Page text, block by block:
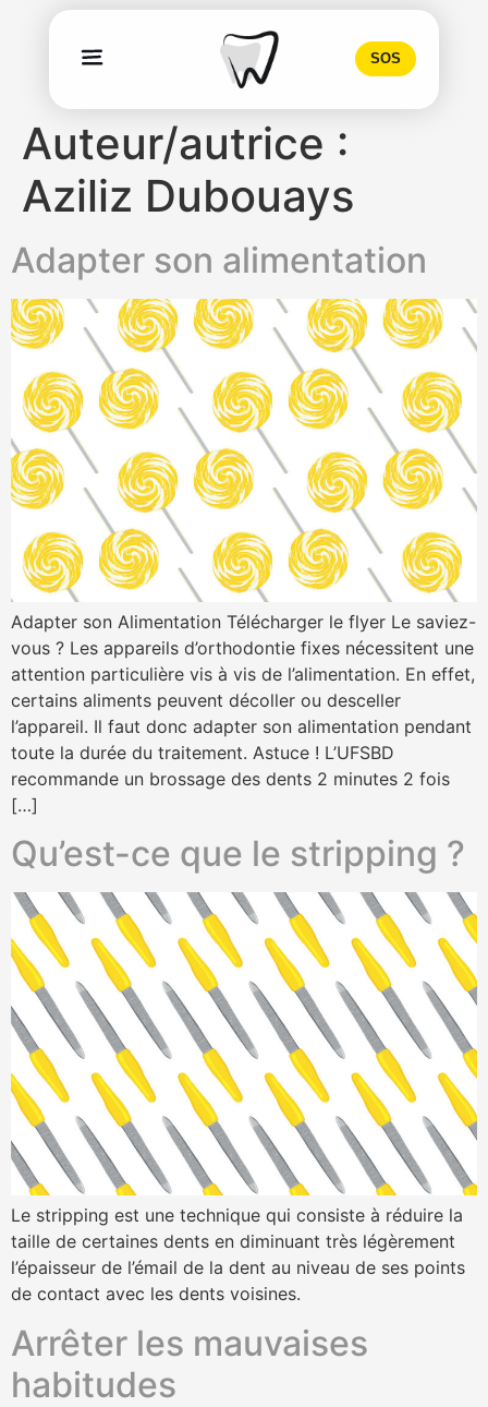
SOS
Auteur/autrice :
Aziliz Dubouays
Adapter son alimentation
Adapter son Alimentation Télécharger le flyer Le saviez-
vous ? Les appareils d’orthodontie fixes nécessitent une
attention particulière vis à vis de l’alimentation. En effet,
certains aliments peuvent décoller ou desceller
l’appareil. Il faut donc adapter son alimentation pendant
toute la durée du traitement. Astuce ! L’UFSBD
recommande un brossage des dents 2 minutes 2 fois
[…]
Qu’est-ce que le stripping ?
Le stripping est une technique qui consiste à réduire la
taille de certaines dents en diminuant très légèrement
l’épaisseur de l’émail de la dent au niveau de ses points
de contact avec les dents voisines.
Arrêter les mauvaises
habitudes